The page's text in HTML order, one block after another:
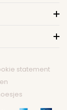
statement